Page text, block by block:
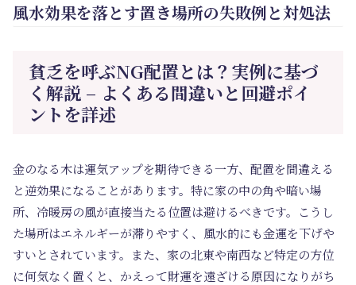
風水効果を落とす置き場所の失敗例と対処法
貧乏を呼ぶNG配置とは？実例に基づ
く解説 – よくある間違いと回避ポイ
ントを詳述
金のなる木は運気アップを期待できる一方、配置を間違える
と逆効果になることがあります。特に家の中の角や暗い場
所、冷暖房の風が直接当たる位置は避けるべきです。こうし
た場所はエネルギーが滞りやすく、風水的にも金運を下げや
すいとされています。また、家の北東や南西など特定の方位
に何気なく置くと、かえって財運を遠ざける原因になりがち